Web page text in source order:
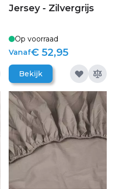
Jersey - Zilvergrijs
Op voorraad
Vanaf€ 52,95
Bekijk